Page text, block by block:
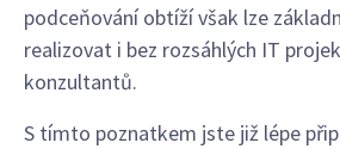
podceňování obtíží však lze
realizovat i bez rozsáhlých IT
konzultantů.
S tímto poznatkem jste již lépe